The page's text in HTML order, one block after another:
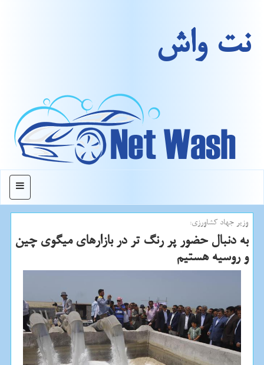
نت واش
منو
وزیر جهاد كشاورزی:
به دنبال حضور پر رنگ تر در بازارهای میگوی چین
و روسیه هستیم